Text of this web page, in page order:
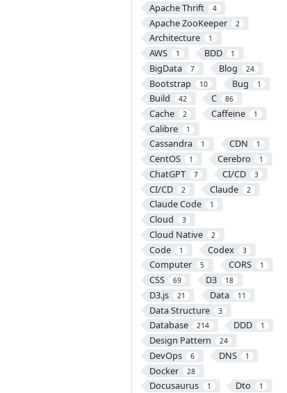
Apache Thrift 4
Apache ZooKeeper 2
Architecture 1
AWS 1 BDD 1
BigData 7 Blog 24
Bootstrap 10 Bug 1
Build 42 C 86
Cache 2 Caffeine 1
Calibre 1
Cassandra 1 CDN 1
CentOS 1 Cerebro 1
ChatGPT 7 CI/CD 3
CI/CD 2 Claude 2
Claude Code 1
Cloud 3
Cloud Native 2
Code 1 Codex 3
Computer 5 CORS 1
CSS 69 D3 18
D3.js 21 Data 11
Data Structure 3
Database 214 DDD 1
Design Pattern 24
DevOps 6 DNS 1
Docker 28
Docusaurus 1 Dto 1